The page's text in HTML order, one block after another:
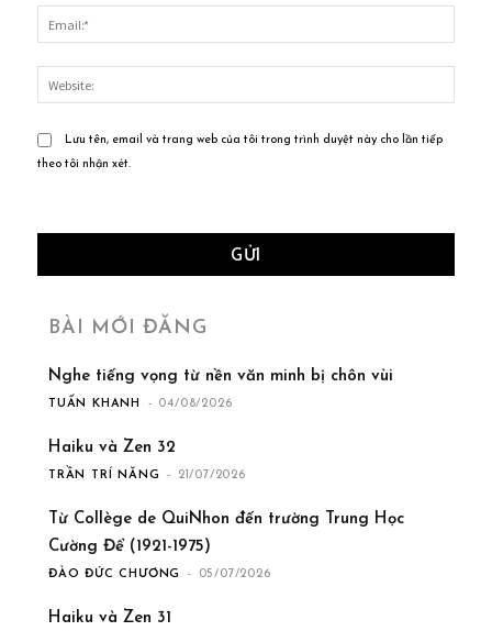
Lưu tên, email và trang web của tôi trong trình duyệt này cho lần tiếp
theo tôi nhận xét.
BÀI MỚI ĐĂNG
Nghe tiếng vọng từ nền văn minh bị chôn vùi
TUẤN KHANH - 04/08/2026
Haiku và Zen 32
TRẦN TRÍ NĂNG - 21/07/2026
Từ Collège de QuiNhon đến trường Trung Học
Cường Để (1921-1975)
ĐÀO ĐỨC CHƯƠNG - 05/07/2026
Haiku và Zen 31